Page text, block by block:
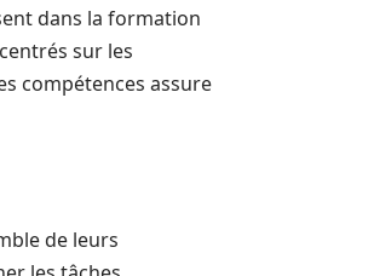
dans la formation
sur les
compétences assure
de leurs